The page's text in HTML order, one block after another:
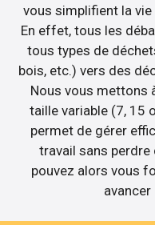
vous simplifient la
En effet, tous les
tous types de
bois, etc.) vers des
Nous vous mettons
taille variable (7, 15
permet de gérer
travail sans perdre
pouvez alors vous